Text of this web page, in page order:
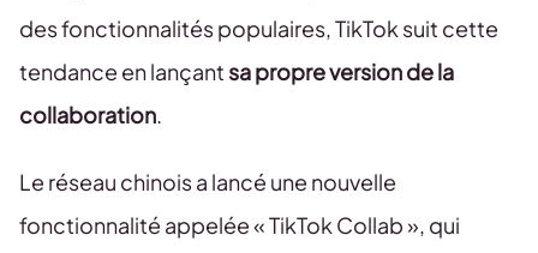
des fonctionnalités populaires, TikTok suit cette
tendance en lançant sa propre version de la
collaboration.
Le réseau chinois a lancé une nouvelle
fonctionnalité appelée « TikTok Collab », qui